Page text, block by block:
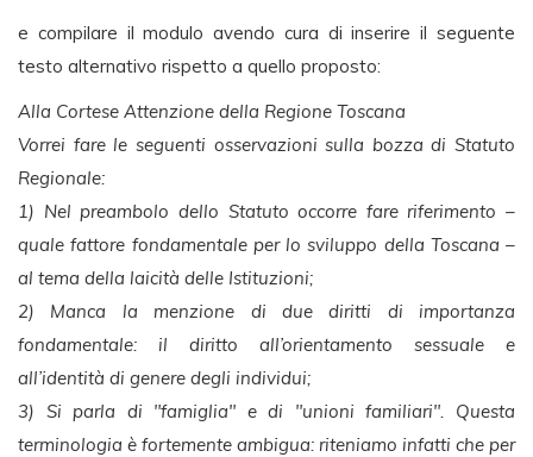
e compilare il modulo avendo cura di inserire il seguente
testo alternativo rispetto a quello proposto:
Alla Cortese Attenzione della Regione Toscana
Vorrei fare le seguenti osservazioni sulla bozza di Statuto
Regionale:
1) Nel preambolo dello Statuto occorre fare riferimento –
quale fattore fondamentale per lo sviluppo della Toscana –
al tema della laicità delle Istituzioni;
2) Manca la menzione di due diritti di importanza
fondamentale: il diritto all’orientamento sessuale e
all’identità di genere degli individui;
3) Si parla di "famiglia" e di "unioni familiari". Questa
terminologia è fortemente ambigua: riteniamo infatti che per